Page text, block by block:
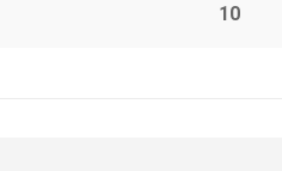
10